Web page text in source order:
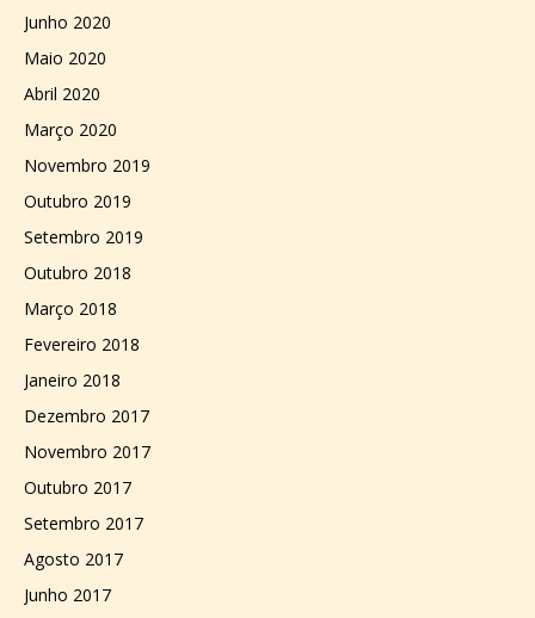
Junho 2020
Maio 2020
Abril 2020
Março 2020
Novembro 2019
Outubro 2019
Setembro 2019
Outubro 2018
Março 2018
Fevereiro 2018
Janeiro 2018
Dezembro 2017
Novembro 2017
Outubro 2017
Setembro 2017
Agosto 2017
Junho 2017